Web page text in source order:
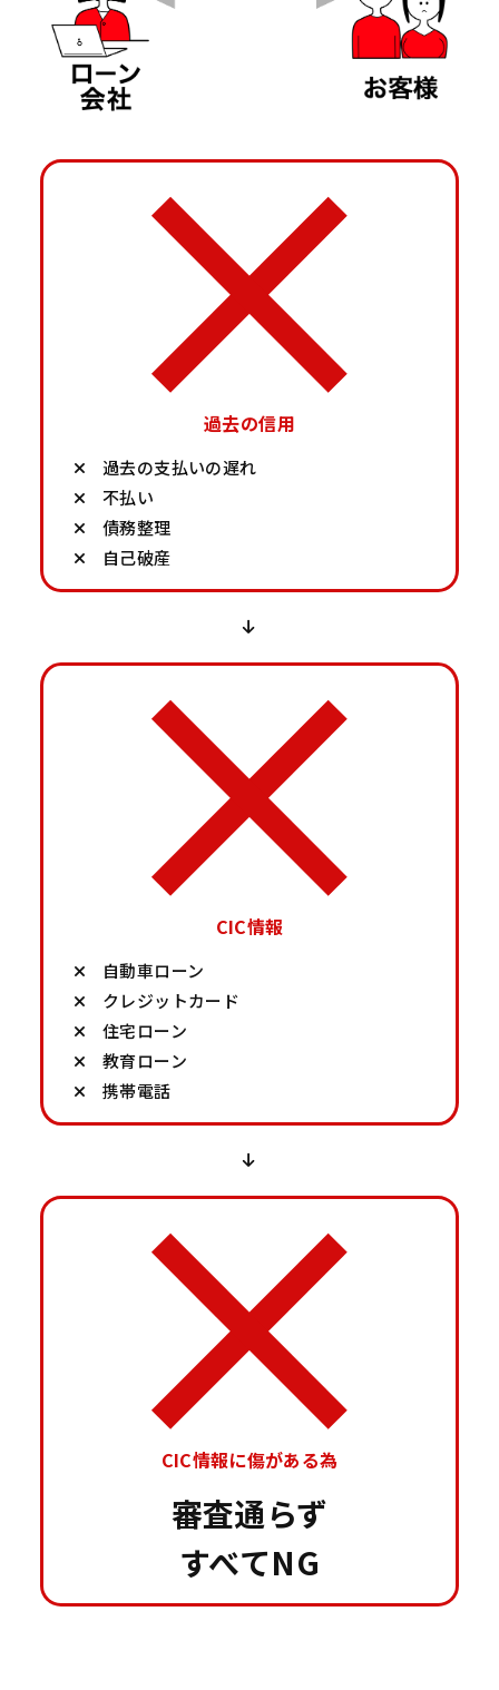
過去の信用
過去の支払いの遅れ
不払い
債務整理
自己破産
CIC情報
自動車ローン
クレジットカード
住宅ローン
教育ローン
携帯電話
CIC情報に傷がある為
審査通らず
すべてNG